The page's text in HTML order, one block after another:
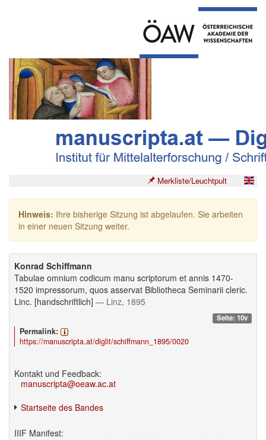
Merkliste/Leuchtpult
Hinweis: Ihre bisherige Sitzung ist abgelaufen. Sie arbeiten
in einer neuen Sitzung weiter.
Konrad Schiffmann
Tabulae omnium codicum manu scriptorum et annis 1470-
1520 impressorum, quos asservat Bibliotheca Seminarii cleric.
Linc. [handschriftlich] — Linz, 1895
Seite: 10v
Permalink:
https://manuscripta.at/diglit/schiffmann_1895/0020
Kontakt und Feedback:
manuscripta@oeaw.ac.at
Startseite des Bandes
IIIF Manifest: